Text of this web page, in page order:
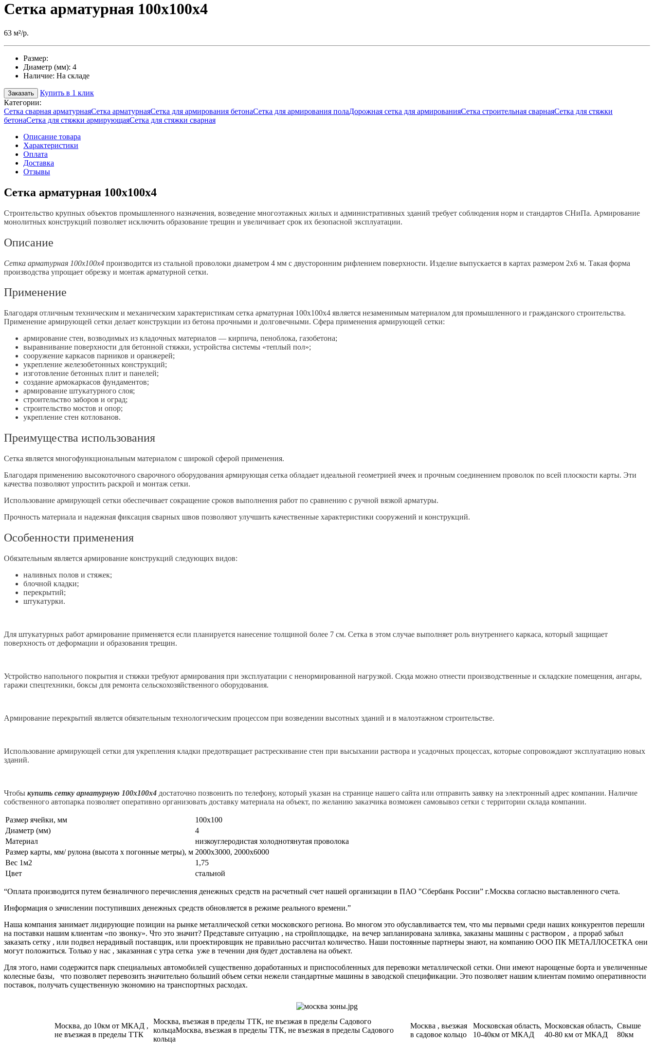
Сетка арматурная 100х100х4
63 м²/р.
Размер:
Диаметр (мм): 4
Наличие: На складе
Заказать
Купить в 1 клик
Категории:
Сетка сварная арматурнаяСетка арматурнаяСетка для армирования бетонаСетка для армирования полаДорожная сетка для армированияСетка строительная сварнаяСетка для стяжки
бетонаСетка для стяжки армирующаяСетка для стяжки сварная
Описание товара
Характеристики
Оплата
Доставка
Отзывы
Сетка арматурная 100х100х4
Строительство крупных объектов промышленного назначения, возведение многоэтажных жилых и административных зданий требует соблюдения норм и стандартов СНиПа. Армирование
монолитных конструкций позволяет исключить образование трещин и увеличивает срок их безопасной эксплуатации.
Описание
Сетка арматурная 100х100х4 производится из стальной проволоки диаметром 4 мм с двусторонним рифлением поверхности. Изделие выпускается в картах размером 2х6 м. Такая форма
производства упрощает обрезку и монтаж арматурной сетки.
Применение
Благодаря отличным техническим и механическим характеристикам сетка арматурная 100х100х4 является незаменимым материалом для промышленного и гражданского строительства.
Применение армирующей сетки делает конструкции из бетона прочными и долговечными. Сфера применения армирующей сетки:
армирование стен, возводимых из кладочных материалов — кирпича, пеноблока, газобетона;
выравнивание поверхности для бетонной стяжки, устройства системы «теплый пол»;
сооружение каркасов парников и оранжерей;
укрепление железобетонных конструкций;
изготовление бетонных плит и панелей;
создание армокаркасов фундаментов;
армирование штукатурного слоя;
строительство заборов и оград;
строительство мостов и опор;
укрепление стен котлованов.
Преимущества использования
Сетка является многофункциональным материалом с широкой сферой применения.
Благодаря применению высокоточного сварочного оборудования армирующая сетка обладает идеальной геометрией ячеек и прочным соединением проволок по всей плоскости карты. Эти
качества позволяют упростить раскрой и монтаж сетки.
Использование армирующей сетки обеспечивает сокращение сроков выполнения работ по сравнению с ручной вязкой арматуры.
Прочность материала и надежная фиксация сварных швов позволяют улучшить качественные характеристики сооружений и конструкций.
Особенности применения
Обязательным является армирование конструкций следующих видов:
наливных полов и стяжек;
блочной кладки;
перекрытий;
штукатурки.
Для штукатурных работ армирование применяется если планируется нанесение толщиной более 7 см. Сетка в этом случае выполняет роль внутреннего каркаса, который защищает
поверхность от деформации и образования трещин.
Устройство напольного покрытия и стяжки требуют армирования при эксплуатации с ненормированной нагрузкой. Сюда можно отнести производственные и складские помещения, ангары,
гаражи спецтехники, боксы для ремонта сельскохозяйственного оборудования.
Армирование перекрытий является обязательным технологическим процессом при возведении высотных зданий и в малоэтажном строительстве.
Использование армирующей сетки для укрепления кладки предотвращает растрескивание стен при высыхании раствора и усадочных процессах, которые сопровождают эксплуатацию новых
зданий.
Чтобы купить сетку арматурную 100х100х4 достаточно позвонить по телефону, который указан на странице нашего сайта или отправить заявку на электронный адрес компании. Наличие
собственного автопарка позволяет оперативно организовать доставку материала на объект, по желанию заказчика возможен самовывоз сетки с территории склада компании.
Размер ячейки, мм
100х100
Диаметр (мм)
4
Материал
низкоуглеродистая холоднотянутая проволока
Размер карты, мм/ рулона (высота х погонные метры), м 2000х3000, 2000х6000
Вес 1м2
1,75
Цвет
стальной
“Оплата производится путем безналичного перечисления денежных средств на расчетный счет нашей организации в ПАО "Сбербанк России” г.Москва согласно выставленного счета.
Информация о зачислении поступивших денежных средств обновляется в режиме реального времени.”
Наша компания занимает лидирующие позиции на рынке металлической сетки московского региона. Во многом это обуславливается тем, что мы первыми среди наших конкурентов перешли
на поставки нашим клиентам «по звонку». Что это значит? Представьте ситуацию , на стройплощадке, на вечер запланирована заливка, заказаны машины с раствором , а прораб забыл
заказать сетку , или подвел нерадивый поставщик, или проектировщик не правильно рассчитал количество. Наши постоянные партнеры знают, на компанию ООО ПК МЕТАЛЛОСЕТКА они
могут положиться. Только у нас , заказанная с утра сетка уже в течении дня будет доставлена на объект.
Для этого, нами содержится парк специальных автомобилей существенно доработанных и приспособленных для перевозки металлической сетки. Они имеют нарощеные борта и увеличенные
колесные базы, что позволяет перевозить значительно больший объем сетки нежели стандартные машины в заводской спецификации. Это позволяет нашим клиентам помимо оперативности
поставок, получать существенную экономию на транспортных расходах.
Москва, до 10км от МКАД ,
не въезжая в пределы ТТК
Москва, въезжая в пределы ТТК, не въезжая в пределы Садового
кольцаМосква, въезжая в пределы ТТК, не въезжая в пределы Садового
кольца
Москва , вьезжая
в садовое кольцо
Московская область,
10-40км от МКАД
Московская область,
40-80 км от МКАД
Свыше
80км